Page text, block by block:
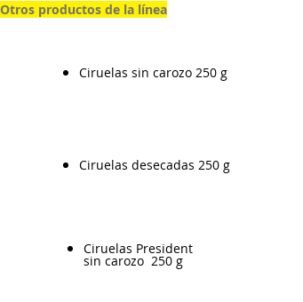
Otros productos de la línea
Otros productos de la línea
Ciruelas sin carozo 250 g
Ciruelas desecadas 250 g
Ciruelas President
sin carozo 250 g